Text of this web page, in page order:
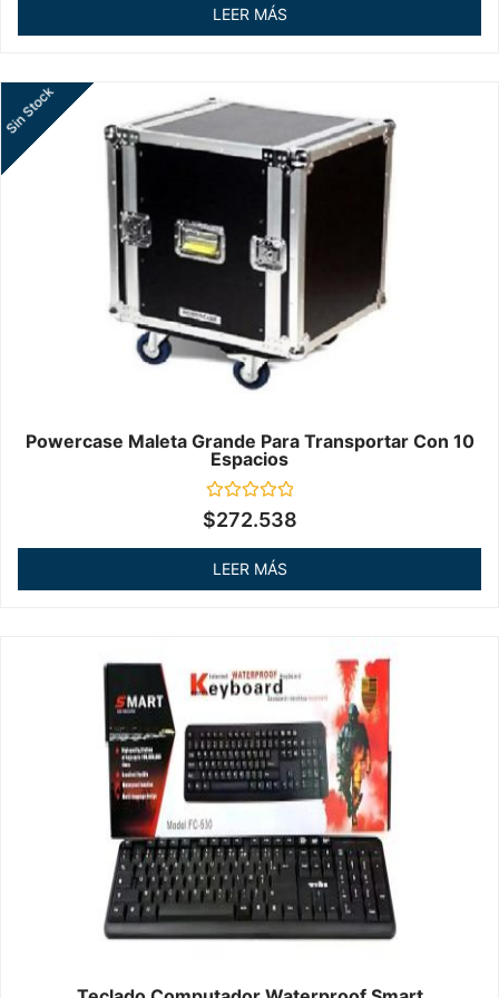
deLEER MÁS
Powercase Maleta Grande Para Transportar Con 10
Espacios
Valorado
en
de
Sin Stock
$272.538
LEER MÁS